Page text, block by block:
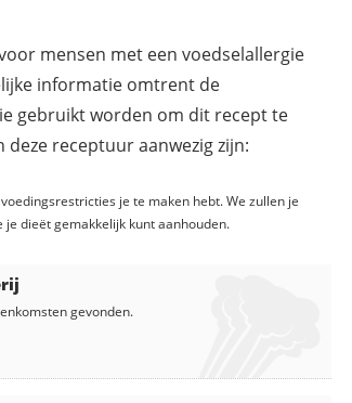
mensen met een voedselallergie
informatie omtrent de
gebruikt worden om dit recept te
receptuur aanwezig zijn:
je te maken hebt. We zullen je
dieët gemakkelijk kunt aanhouden.
gevonden.